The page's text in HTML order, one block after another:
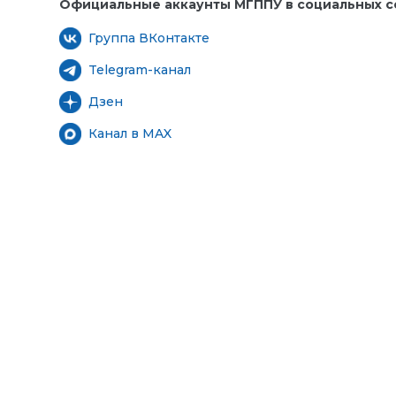
Официальные аккаунты МГППУ в социальных
Группа ВКонтакте
Telegram-канал
Дзен
Канал в MAX